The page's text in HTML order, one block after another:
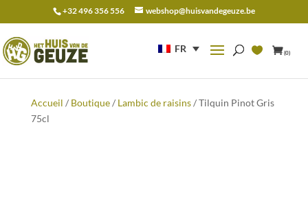
+32 496 356 556 webshop@huisvandegeuze.be
FR (0)
pour :
Accueil / Boutique/ Lambic de raisins/ Tilquin Pinot Gris
75cl